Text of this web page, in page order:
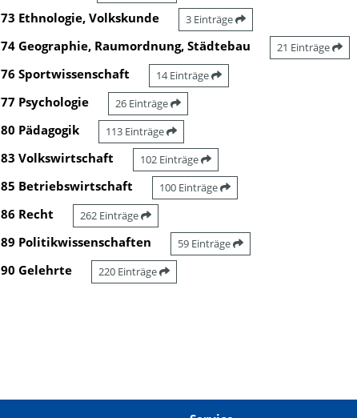
73 Ethnologie, Volkskunde 3 Einträge
74 Geographie, Raumordnung, Städtebau 21 Einträge
76 Sportwissenschaft 14 Einträge
77 Psychologie 26 Einträge
80 Pädagogik 113 Einträge
83 Volkswirtschaft 102 Einträge
85 Betriebswirtschaft 100 Einträge
86 Recht 262 Einträge
89 Politikwissenschaften 59 Einträge
90 Gelehrte 220 Einträge